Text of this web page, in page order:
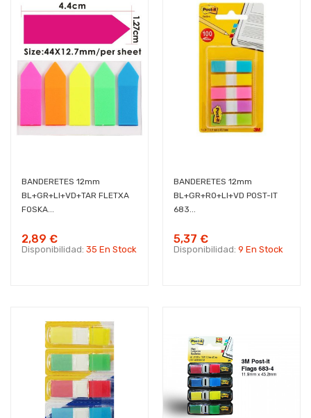
BANDERETES 12mm
BL+GR+LI+VD+TAR FLETXA
FOSKA...
2,89 €
Disponibilidad: 35 En Stock
BANDERETES 12mm
BL+GR+RO+LI+VD POST-IT
683...
5,37 €
Disponibilidad: 9 En Stock